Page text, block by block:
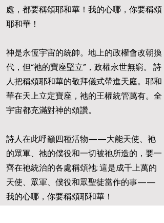
處，都要稱頌耶和華！我的心哪，你要稱頌
耶和華！
神是永恆宇宙的統帥。地上的政權會改朝換
代，但“祂的寶座堅立”，政權永世無窮。 詩
人把稱頌耶和華的敬拜儀式帶進天庭。耶和
華在天上立定寶座，祂的王權統管萬有。全
宇宙都充滿對神的頌讚。
詩人在此呼籲四種活物——大能天使、祂
的眾軍、祂的僕役和一切被祂所造的，要一
齊在祂統治的各處稱頌祂; 這是成千上萬的
天使、眾軍、僕役和眾聖徒當作的事——
我的心哪，你要稱頌耶和華！